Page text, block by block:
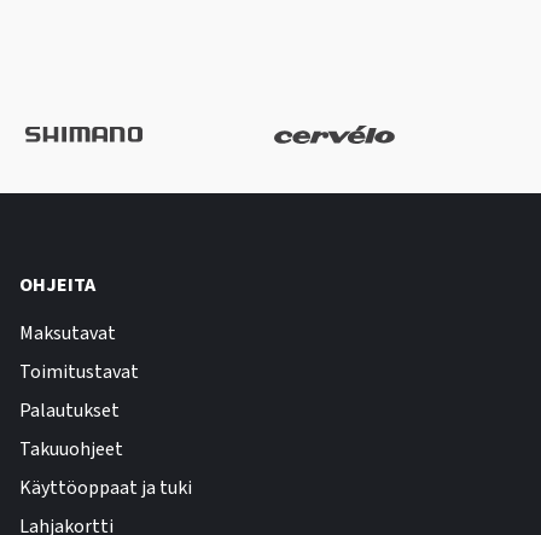
OHJEITA
Maksutavat
Toimitustavat
Palautukset
Takuuohjeet
Käyttöoppaat ja tuki
Lahjakortti